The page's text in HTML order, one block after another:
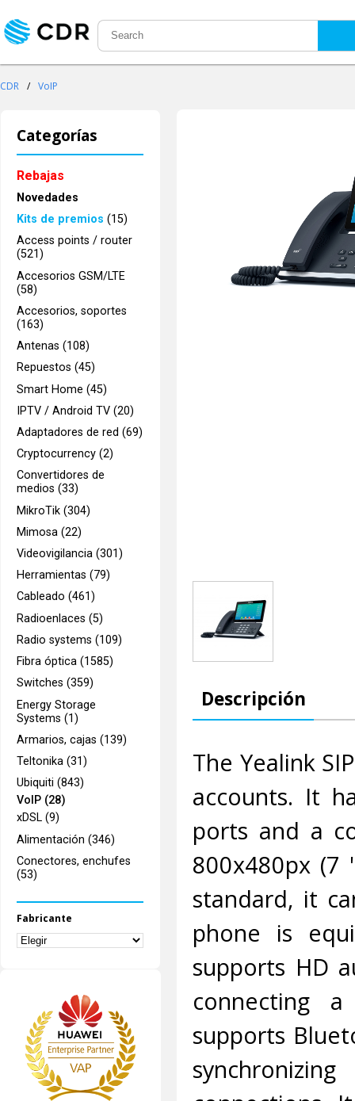
CDR / VoIP
Categorías
Rebajas
Novedades
Kits de premios (15)
Access points / router
(521)
Accesorios GSM/LTE
(58)
Accesorios, soportes
(163)
Antenas (108)
Repuestos (45)
Smart Home (45)
IPTV / Android TV (20)
Adaptadores de red (69)
Cryptocurrency (2)
Convertidores de
medios (33)
MikroTik (304)
Mimosa (22)
Videovigilancia (301)
Herramientas (79)
Cableado (461)
Radioenlaces (5)
Radio systems (109)
Fibra óptica (1585)
Switches (359)
Energy Storage
Systems (1)
Armarios, cajas (139)
Teltonika (31)
Ubiquiti (843)
VoIP (28)
xDSL (9)
Alimentación (346)
Conectores, enchufes
(53)
Fabricante
Descripción
The Yealink
accounts. It
ports and a
800x480px (7
standard, it
phone is
supports HD
connecting
supports